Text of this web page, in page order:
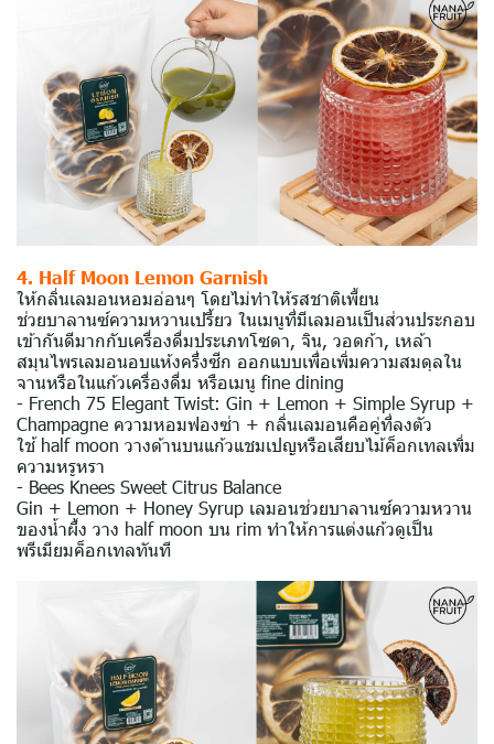
4. Half Moon Lemon Garnish
ให้กลิ่นเลมอนหอมอ่อนๆ โดยไม่ทำให้รสชาติเพี้ยน
ช่วยบาลานซ์ความหวานเปรี้ยว ในเมนูที่มีเลมอนเป็นส่วนประกอบ
เข้ากันดีมากกับเครื่องดื่มประเภทโซดา, จิน, วอดก้า, เหล้า
สมุนไพรเลมอนอบแห้งครึ่งซีก ออกแบบเพื่อเพิ่มความสมดุลใน
จานหรือในแก้วเครื่องดื่ม หรือเมนู fine dining
- French 75 Elegant Twist: Gin + Lemon + Simple Syrup +
Champagne ความหอมฟองซ่า + กลิ่นเลมอนคือคู่ที่ลงตัว
ใช้ half moon วางด้านบนแก้วแชมเปญหรือเสียบไม้ค็อกเทลเพิ่ม
ความหรูหรา
- Bees Knees Sweet Citrus Balance
Gin + Lemon + Honey Syrup เลมอนช่วยบาลานซ์ความหวาน
ของน้ำผึ้ง วาง half moon บน rim ทำให้การแต่งแก้วดูเป็น
พรีเมียมค็อกเทลทันที